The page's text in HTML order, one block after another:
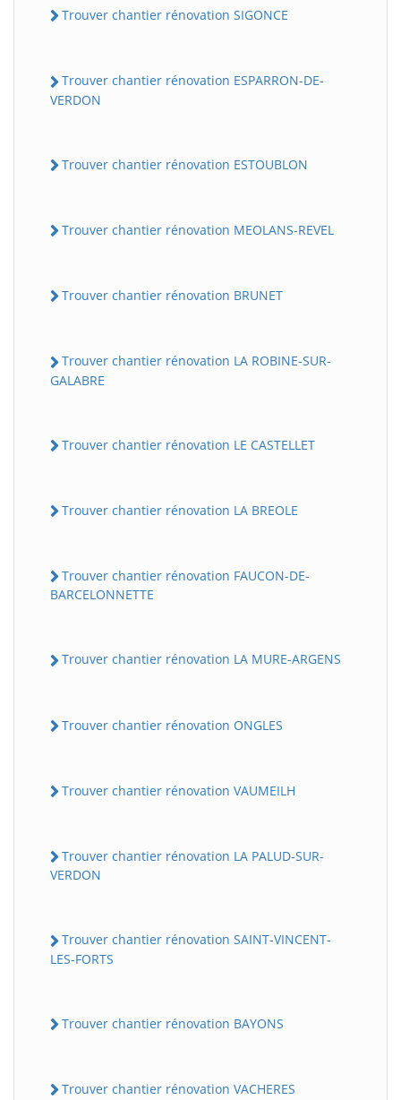
Trouver chantier rénovation SIGONCE
Trouver chantier rénovation ESPARRON-DE-
VERDON
Trouver chantier rénovation ESTOUBLON
Trouver chantier rénovation MEOLANS-REVEL
Trouver chantier rénovation BRUNET
Trouver chantier rénovation LA ROBINE-SUR-
GALABRE
Trouver chantier rénovation LE CASTELLET
Trouver chantier rénovation LA BREOLE
Trouver chantier rénovation FAUCON-DE-
BARCELONNETTE
Trouver chantier rénovation LA MURE-ARGENS
Trouver chantier rénovation ONGLES
Trouver chantier rénovation VAUMEILH
Trouver chantier rénovation LA PALUD-SUR-
VERDON
Trouver chantier rénovation SAINT-VINCENT-
LES-FORTS
Trouver chantier rénovation BAYONS
Trouver chantier rénovation VACHERES